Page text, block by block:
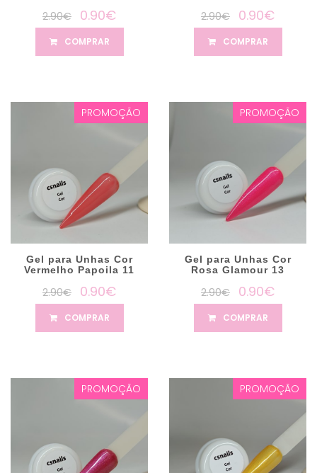
2.90€ 0.90€
COMPRAR
2.90€ 0.90€
COMPRAR
PROMOÇÃO
Gel para Unhas Cor
Vermelho Papoila 11
2.90€ 0.90€
COMPRAR
PROMOÇÃO
Gel para Unhas Cor
Rosa Glamour 13
2.90€ 0.90€
COMPRAR
PROMOÇÃO PROMOÇÃO